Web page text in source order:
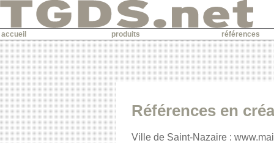
accueil produits références
Références en
Ville de Saint-Nazaire :